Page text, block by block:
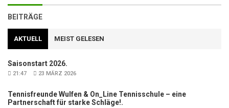
BEITRÄGE
AKTUELL MEIST GELESEN
Saisonstart 2026.
21:47 23 MÄRZ 2026
Tennisfreunde Wulfen & On_Line Tennisschule – eine
Partnerschaft für starke Schläge!.